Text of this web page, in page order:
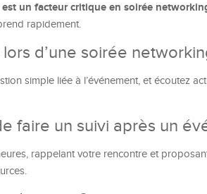
est un facteur critique en soirée
rapidement.
d’une soirée
simple liée à l’événement, et écoutez
faire un suivi après un
rappelant votre rencontre et